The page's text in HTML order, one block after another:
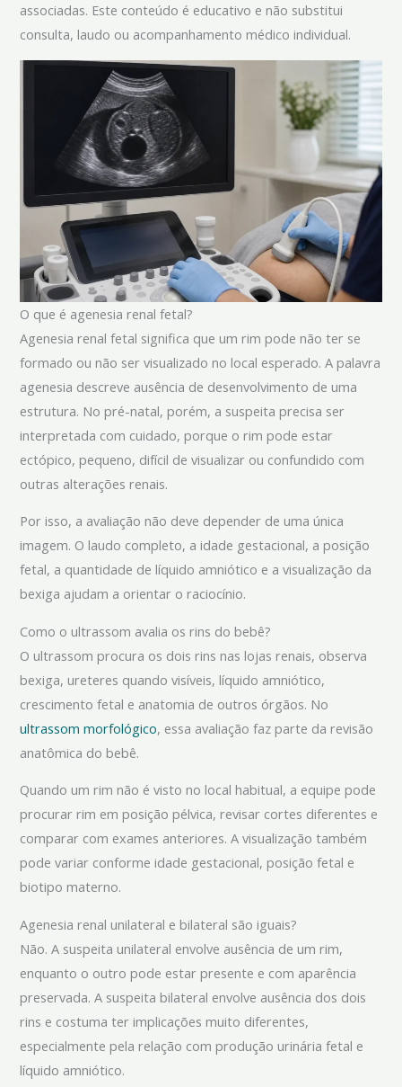
associadas. Este conteúdo é educativo e não substitui
consulta, laudo ou acompanhamento médico individual.
O que é agenesia renal fetal?
Agenesia renal fetal significa que um rim pode não ter se
formado ou não ser visualizado no local esperado. A palavra
agenesia descreve ausência de desenvolvimento de uma
estrutura. No pré-natal, porém, a suspeita precisa ser
interpretada com cuidado, porque o rim pode estar
ectópico, pequeno, difícil de visualizar ou confundido com
outras alterações renais.
Por isso, a avaliação não deve depender de uma única
imagem. O laudo completo, a idade gestacional, a posição
fetal, a quantidade de líquido amniótico e a visualização da
bexiga ajudam a orientar o raciocínio.
Como o ultrassom avalia os rins do bebê?
O ultrassom procura os dois rins nas lojas renais, observa
bexiga, ureteres quando visíveis, líquido amniótico,
crescimento fetal e anatomia de outros órgãos. No
ultrassom morfológico, essa avaliação faz parte da revisão
anatômica do bebê.
Quando um rim não é visto no local habitual, a equipe pode
procurar rim em posição pélvica, revisar cortes diferentes e
comparar com exames anteriores. A visualização também
pode variar conforme idade gestacional, posição fetal e
biotipo materno.
Agenesia renal unilateral e bilateral são iguais?
Não. A suspeita unilateral envolve ausência de um rim,
enquanto o outro pode estar presente e com aparência
preservada. A suspeita bilateral envolve ausência dos dois
rins e costuma ter implicações muito diferentes,
especialmente pela relação com produção urinária fetal e
líquido amniótico.